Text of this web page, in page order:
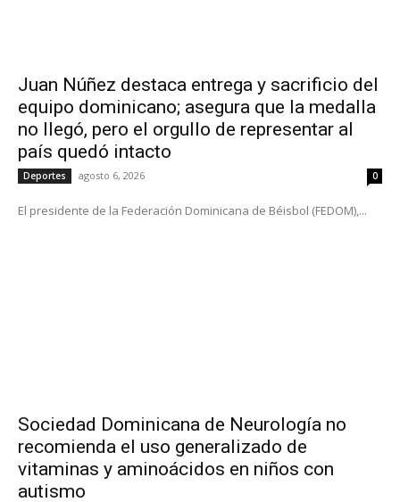
Juan Núñez destaca entrega y sacrificio del
equipo dominicano; asegura que la medalla
no llegó, pero el orgullo de representar al
país quedó intacto
Deportes agosto 6, 2026 0
El presidente de la Federación Dominicana de Béisbol (FEDOM),...
Sociedad Dominicana de Neurología no
recomienda el uso generalizado de
vitaminas y aminoácidos en niños con
autismo